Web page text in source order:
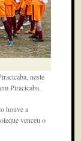
neste
Piracicaba.
houve a
venceu o